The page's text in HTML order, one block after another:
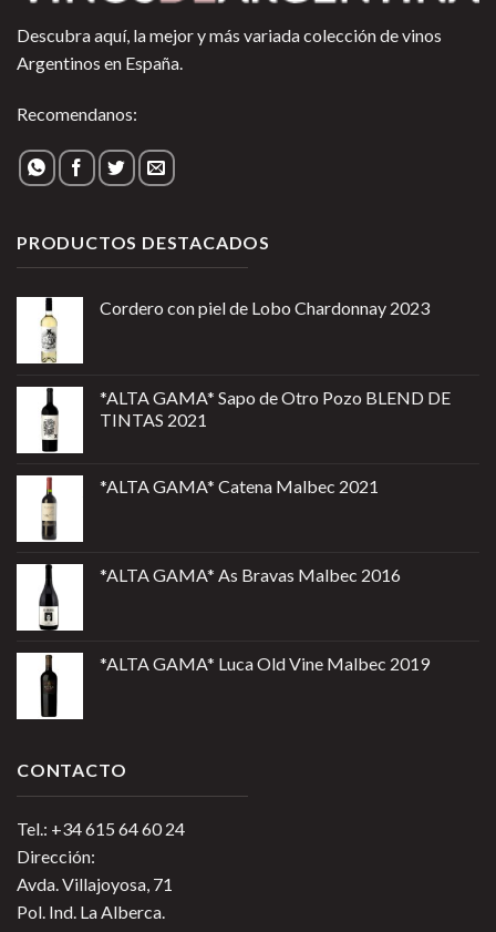
Descubra aquí, la mejor y más variada colección de vinos
Argentinos en España.
Recomendanos:
PRODUCTOS DESTACADOS
Cordero con piel de Lobo Chardonnay 2023
*ALTA GAMA* Sapo de Otro Pozo BLEND DE
TINTAS 2021
*ALTA GAMA* Catena Malbec 2021
*ALTA GAMA* As Bravas Malbec 2016
*ALTA GAMA* Luca Old Vine Malbec 2019
CONTACTO
Tel.: +34 615 64 60 24
Dirección:
Avda. Villajoyosa, 71
Pol. Ind. La Alberca.